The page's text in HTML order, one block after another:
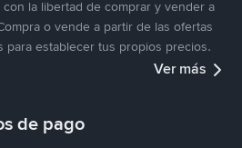
la libertad de comprar y vender a
o vende a partir de las ofertas
para establecer tus propios precios.
Ver más
de pago